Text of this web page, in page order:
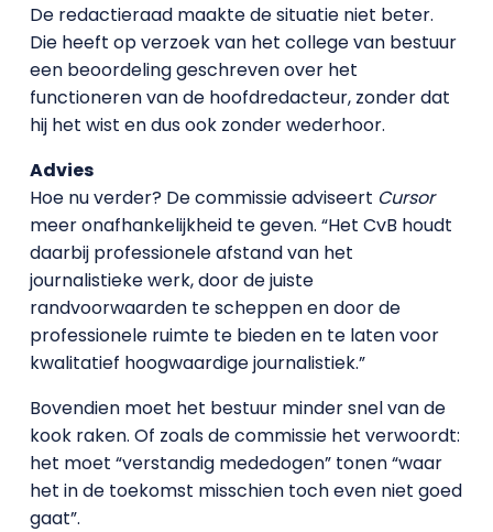
De redactieraad maakte de situatie niet beter.
Die heeft op verzoek van het college van bestuur
een beoordeling geschreven over het
functioneren van de hoofdredacteur, zonder dat
hij het wist en dus ook zonder wederhoor.
Advies
Hoe nu verder? De commissie adviseert Cursor
meer onafhankelijkheid te geven. “Het CvB houdt
daarbij professionele afstand van het
journalistieke werk, door de juiste
randvoorwaarden te scheppen en door de
professionele ruimte te bieden en te laten voor
kwalitatief hoogwaardige journalistiek.”
Bovendien moet het bestuur minder snel van de
kook raken. Of zoals de commissie het verwoordt:
het moet “verstandig mededogen” tonen “waar
het in de toekomst misschien toch even niet goed
gaat”.